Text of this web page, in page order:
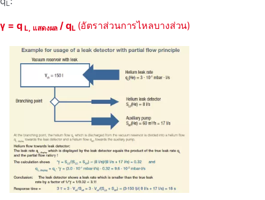
L
γ = qL, แสดงผล / qL (อัตราส่วนการไหลบางส่วน)